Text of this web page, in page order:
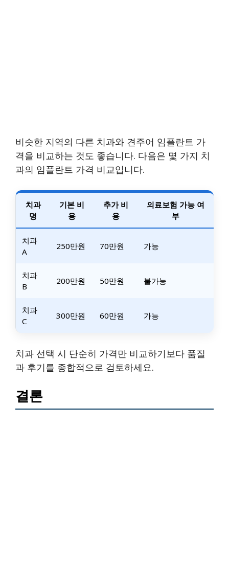
비슷한 지역의 다른 치과와 견주어 임플란트 가
격을 비교하는 것도 좋습니다. 다음은 몇 가지 치
과의 임플란트 가격 비교입니다.
치과
명
기본 비
용
추가 비
용
의료보험 가능 여
부
치과
A
250만원 70만원 가능
치과
B
200만원 50만원 불가능
치과
C
300만원 60만원 가능
치과 선택 시 단순히 가격만 비교하기보다 품질
과 후기를 종합적으로 검토하세요.
결론